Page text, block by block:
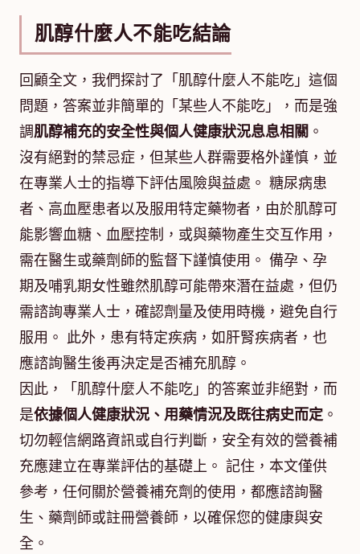
肌醇什麼人不能吃結論
回顧全文，我們探討了「肌醇什麼人不能吃」這個
問題，答案並非簡單的「某些人不能吃」，而是強
調肌醇補充的安全性與個人健康狀況息息相關 。
沒有絕對的禁忌症，但某些人群需要格外謹慎，並
在專業人士的指導下評估風險與益處。 糖尿病患
者、高血壓患者以及服用特定藥物者，由於肌醇可
能影響血糖、血壓控制，或與藥物產生交互作用，
需在醫生或藥劑師的監督下謹慎使用。 備孕、孕
期及哺乳期女性雖然肌醇可能帶來潛在益處，但仍
需諮詢專業人士，確認劑量及使用時機，避免自行
服用。 此外，患有特定疾病，如肝腎疾病者，也
應諮詢醫生後再決定是否補充肌醇。
因此，「肌醇什麼人不能吃」的答案並非絕對，而
是依據個人健康狀況、用藥情況及既往病史而定。
切勿輕信網路資訊或自行判斷，安全有效的營養補
充應建立在專業評估的基礎上。 記住，本文僅供
參考，任何關於營養補充劑的使用，都應諮詢醫
生、藥劑師或註冊營養師，以確保您的健康與安
全。